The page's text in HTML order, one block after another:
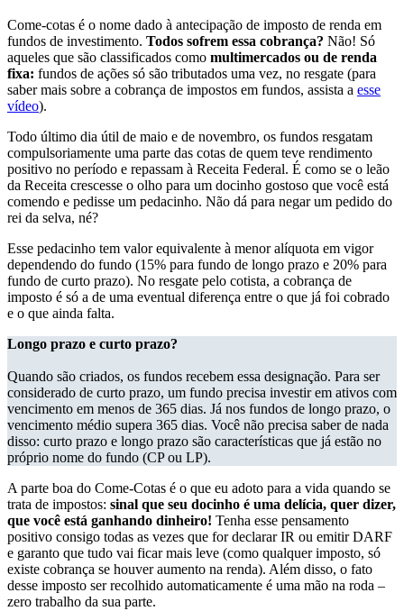
Come-cotas é o nome dado à antecipação de imposto de renda em
fundos de investimento. Todos sofrem essa cobrança? Não! Só
aqueles que são classificados como multimercados ou de renda
fixa: fundos de ações só são tributados uma vez, no resgate (para
saber mais sobre a cobrança de impostos em fundos, assista a esse
vídeo).
Todo último dia útil de maio e de novembro, os fundos resgatam
compulsoriamente uma parte das cotas de quem teve rendimento
positivo no período e repassam à Receita Federal. É como se o leão
da Receita crescesse o olho para um docinho gostoso que você está
comendo e pedisse um pedacinho. Não dá para negar um pedido do
rei da selva, né?
Esse pedacinho tem valor equivalente à menor alíquota em vigor
dependendo do fundo (15% para fundo de longo prazo e 20% para
fundo de curto prazo). No resgate pelo cotista, a cobrança de
imposto é só a de uma eventual diferença entre o que já foi cobrado
e o que ainda falta.
Longo prazo e curto prazo?
Quando são criados, os fundos recebem essa designação. Para ser
considerado de curto prazo, um fundo precisa investir em ativos com
vencimento em menos de 365 dias. Já nos fundos de longo prazo, o
vencimento médio supera 365 dias. Você não precisa saber de nada
disso: curto prazo e longo prazo são características que já estão no
próprio nome do fundo (CP ou LP).
A parte boa do Come-Cotas é o que eu adoto para a vida quando se
trata de impostos: sinal que seu docinho é uma delícia, quer dizer,
que você está ganhando dinheiro! Tenha esse pensamento
positivo consigo todas as vezes que for declarar IR ou emitir DARF
e garanto que tudo vai ficar mais leve (como qualquer imposto, só
existe cobrança se houver aumento na renda). Além disso, o fato
desse imposto ser recolhido automaticamente é uma mão na roda –
zero trabalho da sua parte.